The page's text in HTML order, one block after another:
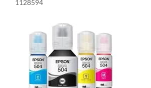
1128594